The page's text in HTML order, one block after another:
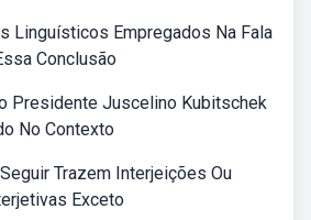
Linguísticos Empregados Na Fala
Conclusão
Presidente Juscelino Kubitschek
No Contexto
Trazem Interjeições Ou
Exceto